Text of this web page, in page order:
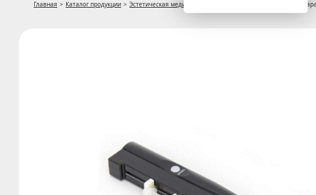
Главная > Каталог продукции > Эстетическая медицина